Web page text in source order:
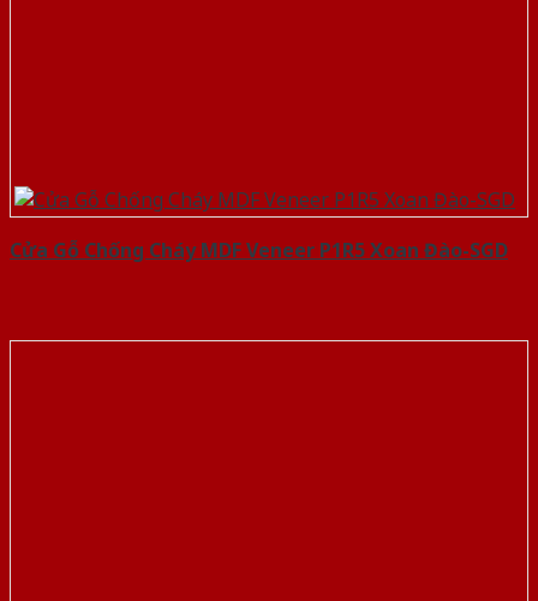
Cửa Gỗ Chống Cháy MDF Veneer P1R5 Xoan Đào-SGD